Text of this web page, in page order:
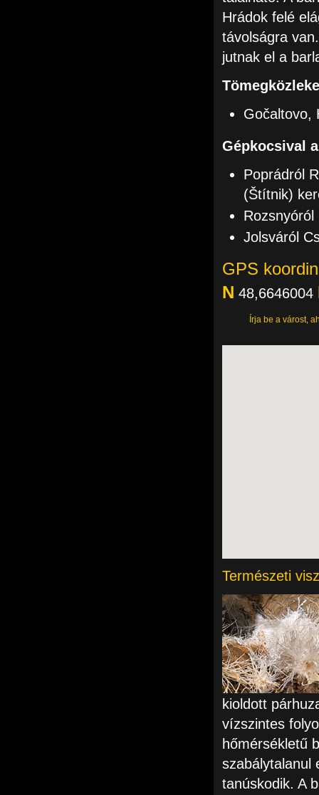
Hrádok felé
távolságra
jutnak el a
Gočaltovo,
Gépkocsival
Poprádról
(Štítnik)
Jolsváról
GPS
N 48,6646004
Írja be a várost,
Természeti
kioldott
vízszintes
hőmérsékletű
szabálytalanul
tanúskodik. A